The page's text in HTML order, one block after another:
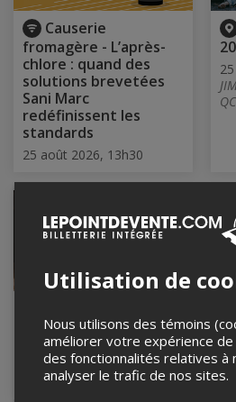
Causerie
fromagère - L’après-
chlore : quand des
solutions brevetées
Sani Marc
redéfinissent les
standards
25 août 2026, 13h30
QC
façonnage
25 août 2026, 18h00
Centre communautaire de
Gore, Gore, QC
Utilisation de
Nous utilisons des témoins
améliorer votre expérience
des fonctionnalités relatives
analyser le trafic de nos sites.